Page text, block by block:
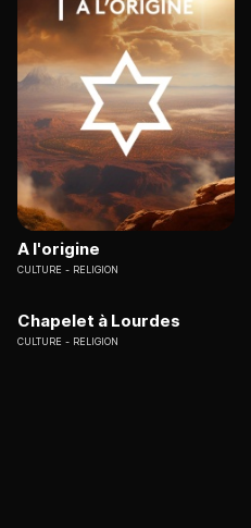
A l'origine
CULTURE RELIGION
Chapelet à Lourdes
CULTURE RELIGION